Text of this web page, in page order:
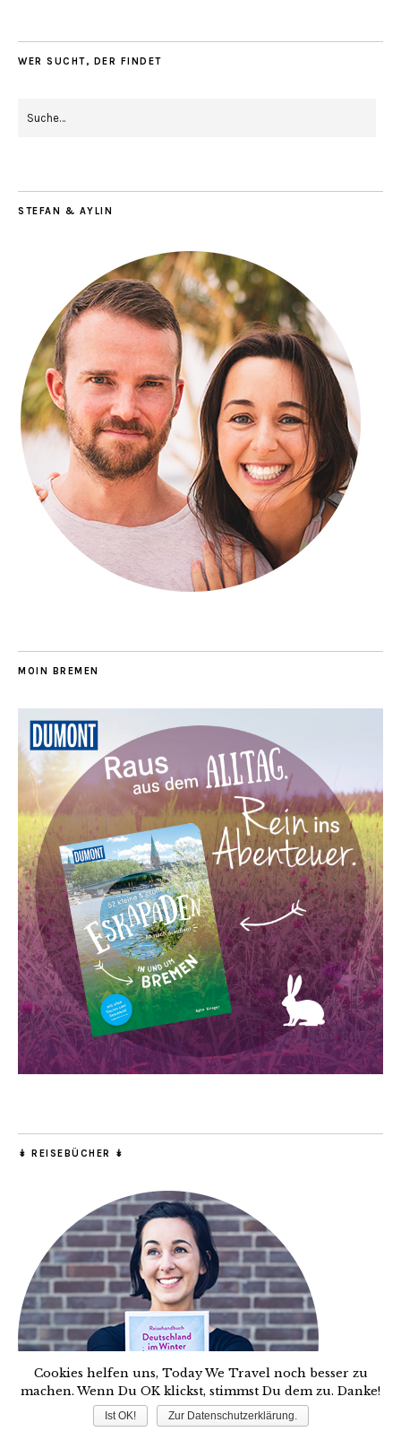
WER SUCHT, DER FINDET
STEFAN & AYLIN
MOIN BREMEN
↡ REISEBÜCHER ↡
Cookies helfen uns, Today We Travel noch besser zu
machen. Wenn Du OK klickst, stimmst Du dem zu. Danke!
Ist OK! Zur Datenschutzerklärung.